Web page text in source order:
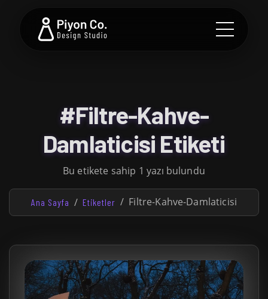
#Filtre-Kahve-
Damlaticisi Etiketi
Bu etikete sahip 1 yazı bulundu
Ana Sayfa Etiketler Filtre-Kahve-Damlaticisi